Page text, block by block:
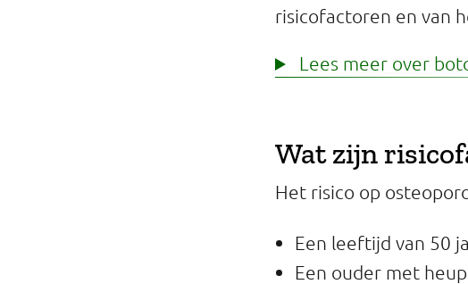
risicofactoren en van
Lees meer over
Wat zijn
Het risico op
Een leeftijd van 50
Een ouder met